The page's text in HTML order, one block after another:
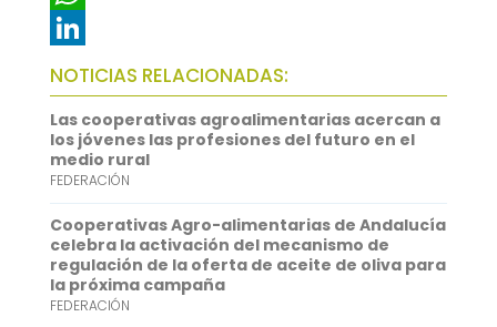
e
b
o
o
k
t
t
e
r
m
a
i
l
W
h
a
t
s
A
p
p
L
i
n
k
e
d
I
n
NOTICIAS RELACIONADAS:
Las cooperativas agroalimentarias acercan a
los jóvenes las profesiones del futuro en el
medio rural
FEDERACIÓN
Cooperativas Agro-alimentarias de Andalucía
celebra la activación del mecanismo de
regulación de la oferta de aceite de oliva para
la próxima campaña
FEDERACIÓN